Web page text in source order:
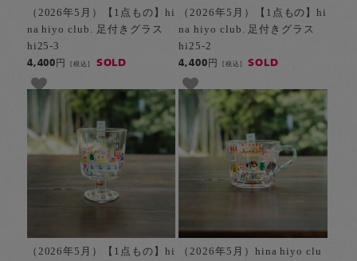
（2026年5月）【1点もの】hi
na hiyo club. 足付きグラス
hi25-3
4,400円[税込] SOLD
（2026年5月）【1点もの】hi
na hiyo club. 足付きグラス
hi25-2
4,400円 [税込] SOLD
（2026年5月）【1点もの】hi （2026年5月）hina hiyo clu